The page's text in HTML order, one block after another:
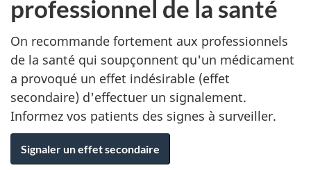
professionnel de la santé
On recommande fortement aux professionnels
de la santé qui soupçonnent qu'un médicament
a provoqué un effet indésirable (effet
secondaire) d'effectuer un signalement.
Informez vos patients des signes à surveiller.
Signaler un effet secondaire